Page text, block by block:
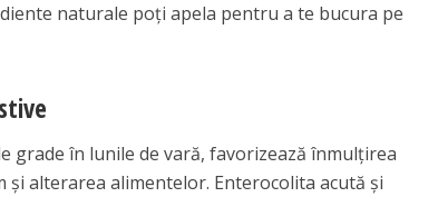
naturale poţi apela pentru a te bucura pe
grade în lunile de vară, favorizează înmulţirea
alterarea alimentelor. Enterocolita acută şi